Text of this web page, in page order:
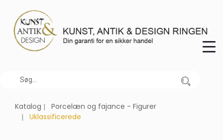
Katalog
Porcelæn og fajance - Figurer
Uklassificerede